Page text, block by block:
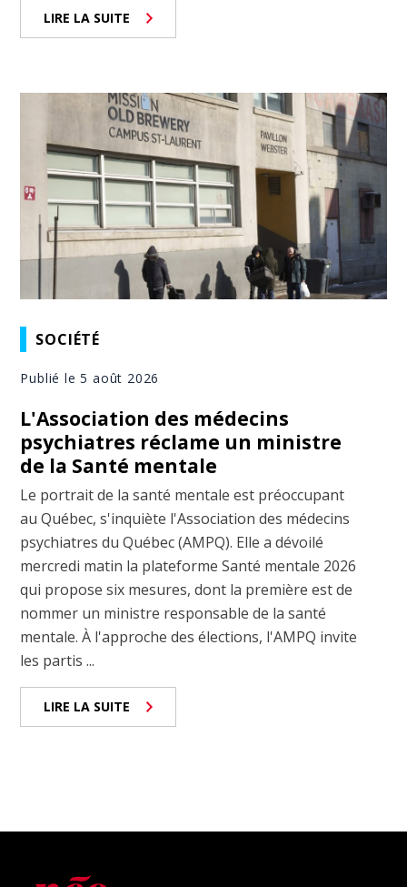
LIRE LA SUITE
SOCIÉTÉ
Publié le 5 août 2026
L'Association des médecins
psychiatres réclame un ministre
de la Santé mentale
Le portrait de la santé mentale est préoccupant
au Québec, s'inquiète l'Association des médecins
psychiatres du Québec (AMPQ). Elle a dévoilé
mercredi matin la plateforme Santé mentale 2026
qui propose six mesures, dont la première est de
nommer un ministre responsable de la santé
mentale. À l'approche des élections, l'AMPQ invite
les partis ...
LIRE LA SUITE